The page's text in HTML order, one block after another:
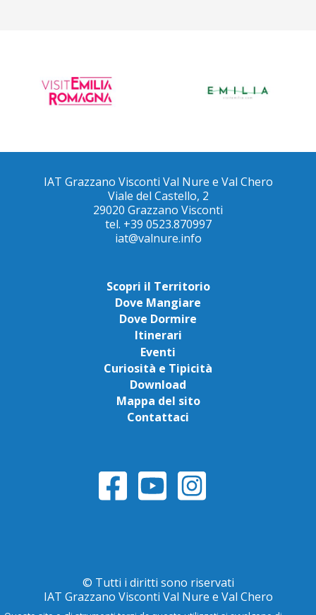
IAT Grazzano Visconti Val Nure e Val Chero
Viale del Castello, 2
29020 Grazzano Visconti
tel. +39 0523.870997
iat@valnure.info
Scopri il Territorio
Dove Mangiare
Dove Dormire
Itinerari
Eventi
Curiosità e Tipicità
Download
Mappa del sito
Contattaci
© Tutti i diritti sono riservati
IAT Grazzano Visconti Val Nure e Val Chero